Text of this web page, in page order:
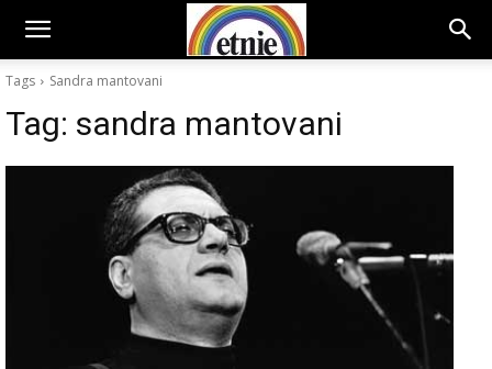
Tags Sandra mantovani
Tag: sandra mantovani